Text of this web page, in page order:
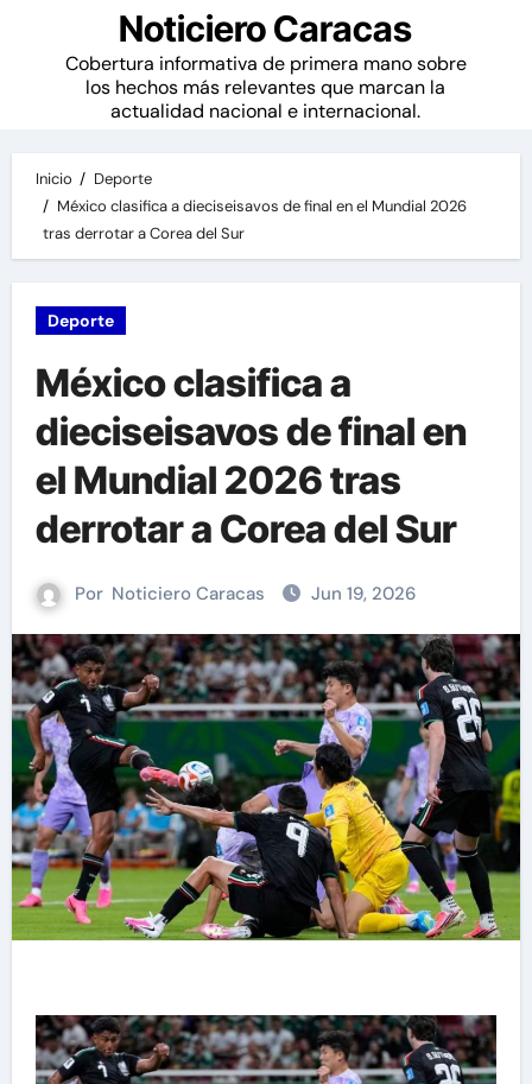
Noticiero Caracas
Cobertura informativa de primera mano sobre
los hechos más relevantes que marcan la
actualidad nacional e internacional.
Inicio
Deporte
México clasifica a dieciseisavos de final en el Mundial 2026
tras derrotar a Corea del Sur
Deporte
México clasifica a
dieciseisavos de final en
el Mundial 2026 tras
derrotar a Corea del Sur
Por Noticiero Caracas Jun 19, 2026